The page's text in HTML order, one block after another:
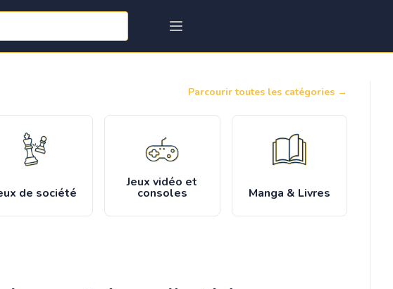
Parcourir toutes les catégories →
de société
Jeux vidéo et
consoles Manga & Livres